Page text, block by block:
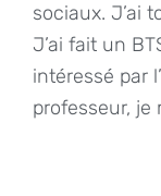
sociaux. J’ai
J’ai fait un
intéressé par
professeur, je